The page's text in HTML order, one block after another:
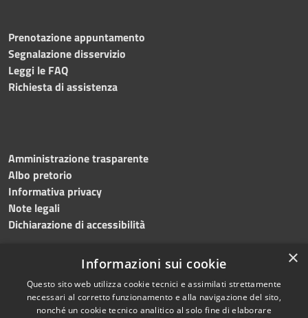
Prenotazione appuntamento
Segnalazione disservizio
Leggi le FAQ
Richiesta di assistenza
Amministrazione trasparente
Albo pretorio
Informativa privacy
Note legali
Dichiarazione di accessibilità
RSS
Accessibilità
Copyright © 2024 •
Comune diGrottaminarda
×
Informazioni sui cookie
Questo sito web utilizza cookie tecnici e assimilati strettamente
necessari al corretto funzionamento e alla navigazione del sito,
nonché un cookie tecnico analitico al solo fine di elaborare